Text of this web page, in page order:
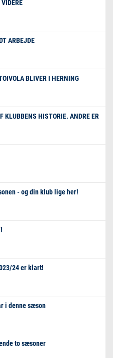
ARBEJDE
BLIVER I HERNING
KLUBBENS HISTORIE. ANDRE ER
- og din klub lige her!
24 er klart!
i denne sæson
to sæsoner